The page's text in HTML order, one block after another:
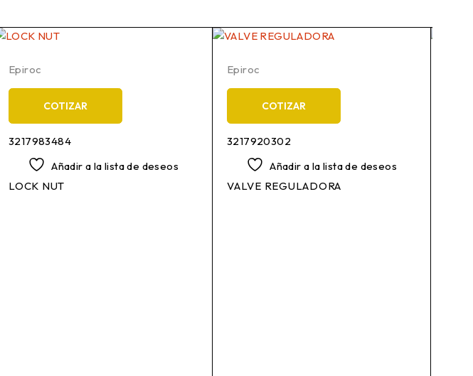
Epiroc
COTIZAR
3217983484
Añadir a la lista de deseos
LOCK NUT
Epiroc
COTIZAR
3217920302
Añadir a la lista de deseos
VALVE REGULADORA